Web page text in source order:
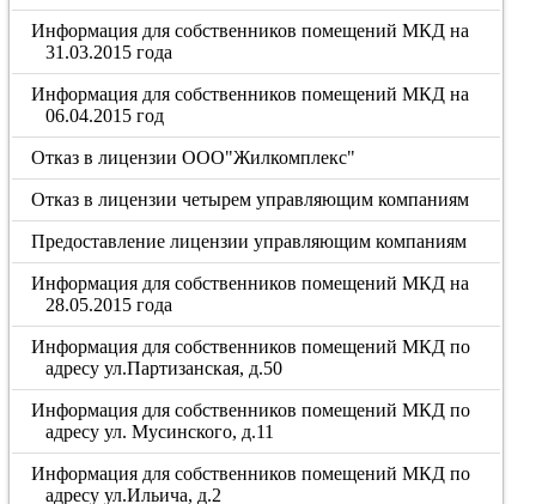
Информация для собственников помещений МКД на
31.03.2015 года
Информация для собственников помещений МКД на
06.04.2015 год
Отказ в лицензии ООО"Жилкомплекс"
Отказ в лицензии четырем управляющим компаниям
Предоставление лицензии управляющим компаниям
Информация для собственников помещений МКД на
28.05.2015 года
Информация для собственников помещений МКД по
адресу ул.Партизанская, д.50
Информация для собственников помещений МКД по
адресу ул. Мусинского, д.11
Информация для собственников помещений МКД по
адресу ул.Ильича, д.2